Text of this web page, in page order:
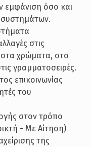
εμφάνιση όσο και
στις
χρώματα, στο
γραμματοσειρές.
επικοινωνίας
του
στον τρόπο
- Με Αίτηση)
της